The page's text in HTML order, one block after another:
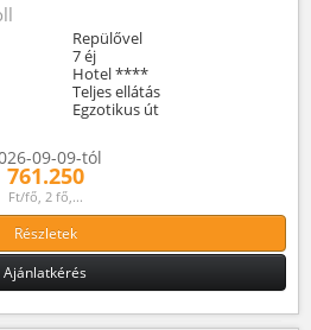
Repülővel
7 éj
Hotel ****
Teljes ellátás
Egzotikus út
09-09-tól
761.250
Ft/fő, 2 fő,...
Részletek
Ajánlatkérés